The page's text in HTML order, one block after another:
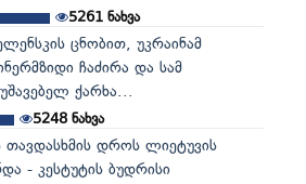
5261ნახვა
ცნობით, უკრაინამ
ჩაძირა და სამ
ქარხა...
5248ნახვა
თავდასხმის დროს ლიეტუვის
- კესტუტის ბუდრისი